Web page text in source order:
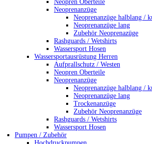
Neopren Oberteile
Neoprenanzüge
Neoprenanzüge halblang /
Neoprenanzüge lang
Zubehör Neoprenazüge
Rashguards / Wetshirts
Wassersport Hosen
Wassersportausrüstung Herren
Aufprallschutz / Westen
Neopren Oberteile
Neoprenanzüge
Neoprenanzüge halblang /
Neoprenanzüge lang
Trockenanzüge
Zubehör Neoprenanzüge
Rashguards / Wetshirts
Wassersport Hosen
Pumpen / Zubehör